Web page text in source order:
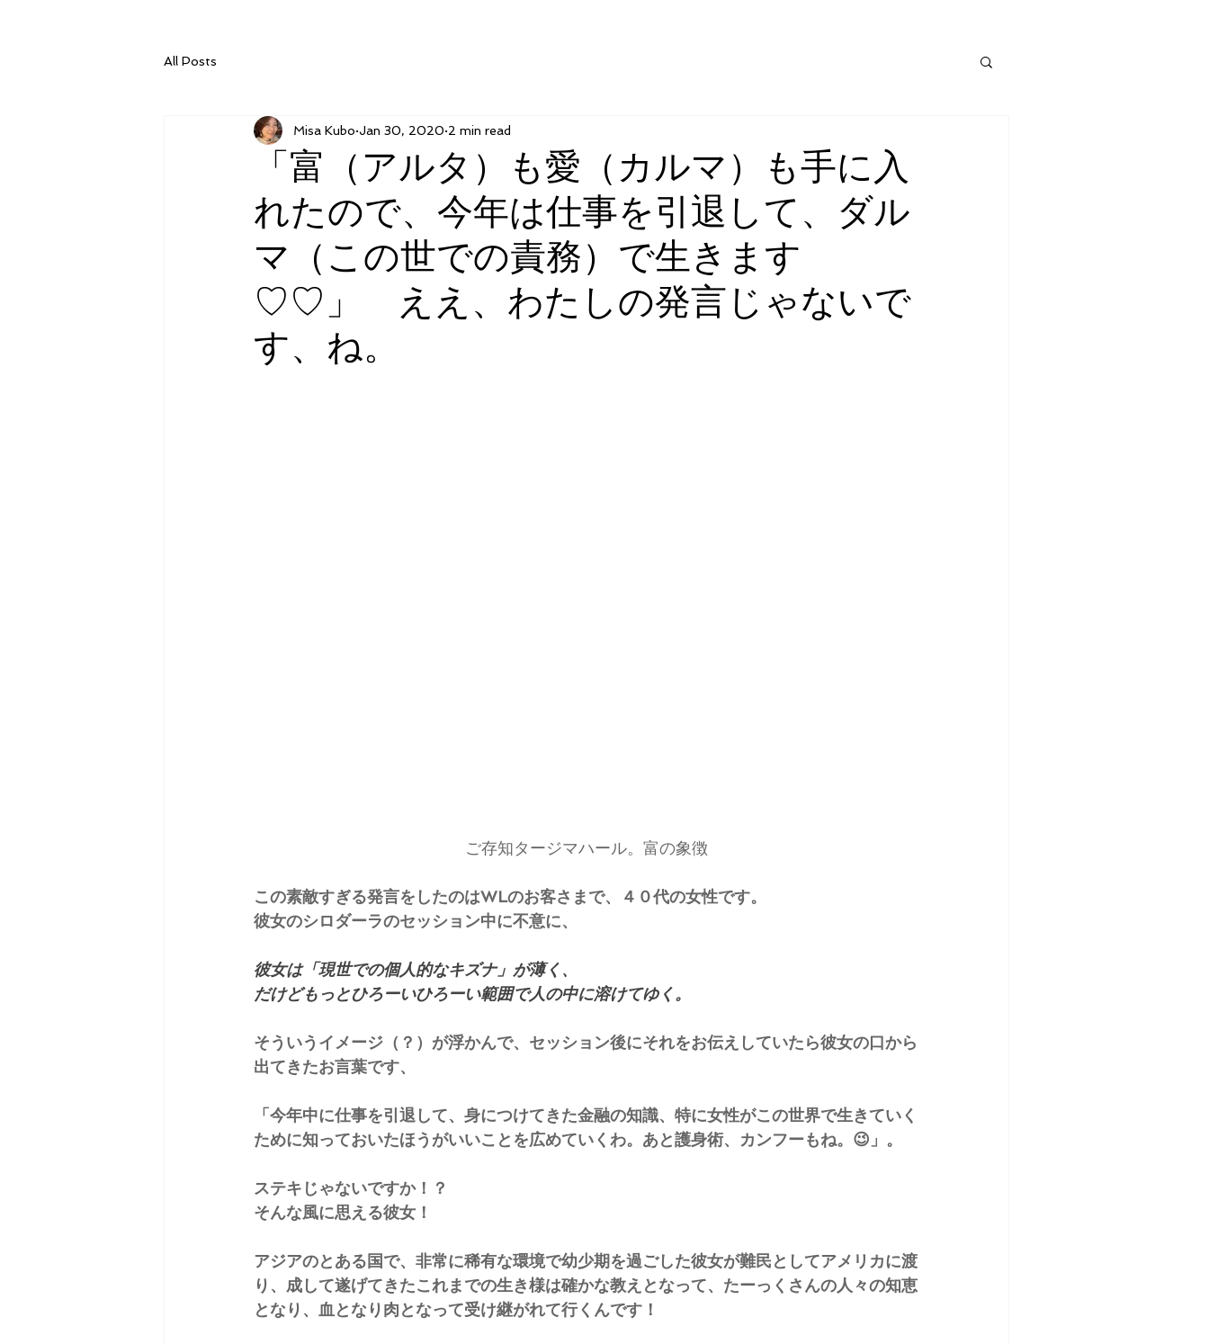
All Posts
「富（アルタ）も愛（カルマ）も手に入
れたので、今年は仕事を引退して、ダル
マ（この世での責務）で生きます
♡♡」 ええ、わたしの発言じゃないで
す、ね。
Misa Kubo Jan 30, 2020 2 min read
ご存知タージマハール。富の象徴
この素敵すぎる発言をしたのはWLのお客さまで、４０代の女性です。
彼女のシロダーラのセッション中に不意に、
彼女は「現世での個人的なキズナ」が薄く、
だけどもっとひろーいひろーい範囲で人の中に溶けてゆく。
そういうイメージ（？）が浮かんで、セッション後にそれをお伝えしていたら彼女の口から
出てきたお言葉です、
「今年中に仕事を引退して、身につけてきた金融の知識、特に女性がこの世界で生きていく
ために知っておいたほうがいいことを広めていくわ。あと護身術、カンフーもね。😉」。
ステキじゃないですか！？
そんな風に思える彼女！
アジアのとある国で、非常に稀有な環境で幼少期を過ごした彼女が難民としてアメリカに渡
り、成して遂げてきたこれまでの生き様は確かな教えとなって、たーっくさんの人々の知恵
となり、血となり肉となって受け継がれて行くんです！